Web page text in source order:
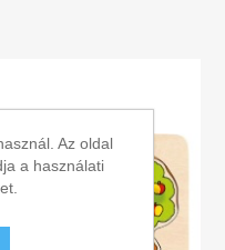
Az oldal
a használati